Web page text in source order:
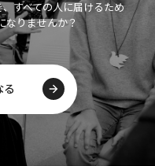
すべての人に届けるため
なりませんか？
る